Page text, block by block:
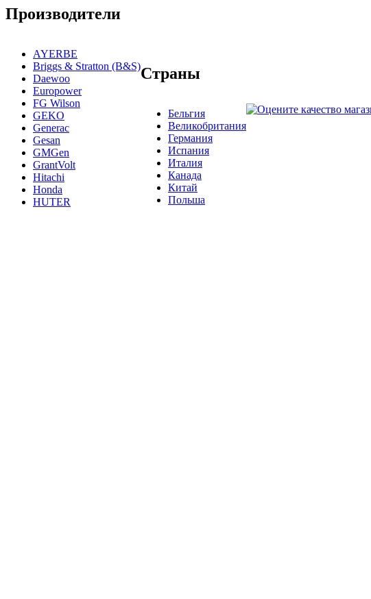
Производители
AYERBE
Briggs & Stratton (B&S)
Daewoo
Europower
FG Wilson
GEKO
Generac
Gesan
GMGen
GrantVolt
Hitachi
Honda
HUTER
Страны
Бельгия
Великобритания
Германия
Испания
Италия
Канада
Китай
Польша